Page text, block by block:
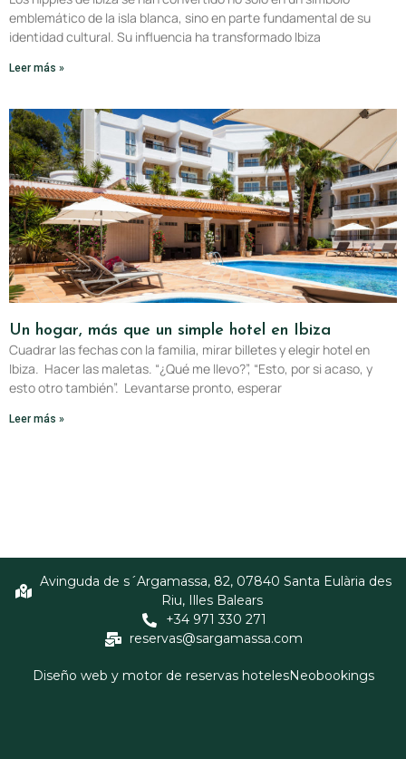
emblemático de la isla blanca, sino en parte fundamental de su
identidad cultural. Su influencia ha transformado Ibiza
Leer más »
Un hogar, más que un simple hotel en Ibiza
Cuadrar las fechas con la familia, mirar billetes y elegir hotel en
Ibiza. Hacer las maletas. “¿Qué me llevo?”, “Esto, por si acaso, y
esto otro también”. Levantarse pronto, esperar
Leer más »
Avinguda de s´Argamassa, 82, 07840 Santa Eulària des
Riu, Illes Balears
+34 971 330 271
reservas@sargamassa.com
Diseño web y motor de reservas hotelesNeobookings